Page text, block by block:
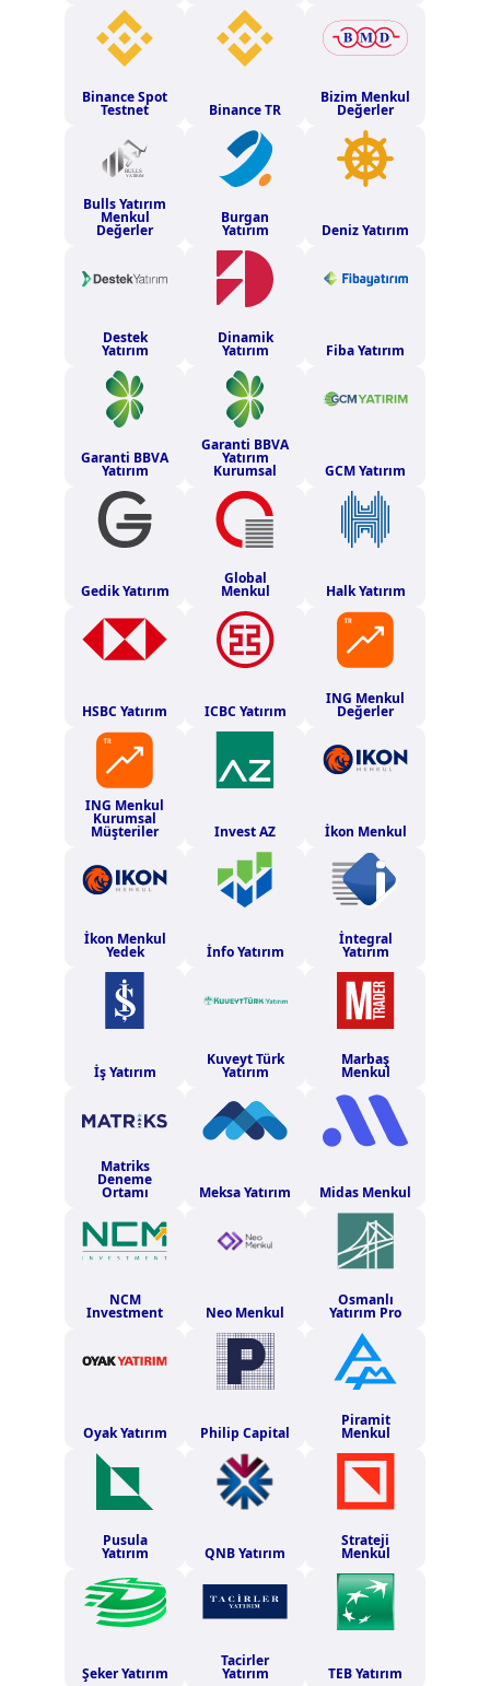
Binance Spot
Testnet Binance TR
Bizim Menkul
Değerler
Bulls Yatırım
Menkul
Değerler
Burgan
Yatırım Deniz Yatırım
Destek
Yatırım
Dinamik
Yatırım Fiba Yatırım
Garanti BBVA
Yatırım
Garanti BBVA
Yatırım
Kurumsal GCM Yatırım
Gedik Yatırım
Global
Menkul Halk Yatırım
HSBC Yatırım ICBC Yatırım
ING Menkul
Değerler
ING Menkul
Kurumsal
Müşteriler Invest AZ İkon Menkul
İkon Menkul
Yedek İnfo Yatırım
İntegral
Yatırım
İş Yatırım
Kuveyt Türk
Yatırım
Marbaş
Menkul
Matriks
Deneme
Ortamı Meksa Yatırım Midas Menkul
NCM
Investment Neo Menkul
Osmanlı
Yatırım Pro
Oyak Yatırım Philip Capital
Piramit
Menkul
Pusula
Yatırım QNB Yatırım
Strateji
Menkul
Şeker Yatırım
Tacirler
Yatırım TEB Yatırım